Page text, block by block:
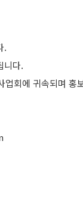
.
니다.
회에 귀속되며 홍